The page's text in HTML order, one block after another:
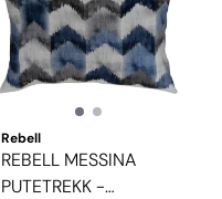
Rebell
REBELL MESSINA
PUTETREKK -